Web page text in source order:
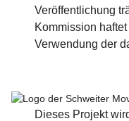
Veröffentlichung
Kommission
Verwendung der
Dieses Projekt